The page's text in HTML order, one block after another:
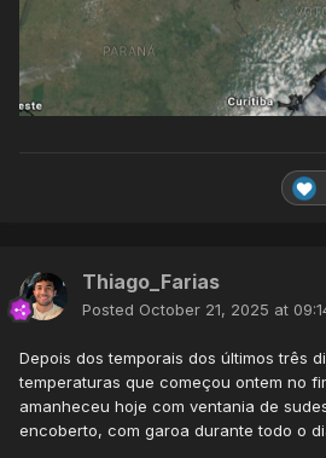
Thiago_Farias
Posted October 21, 2025 at
Depois dos temporais dos últimos três
temperaturas que começou ontem no
amanheceu hoje com ventania de
encoberto, com garoa durante todo o